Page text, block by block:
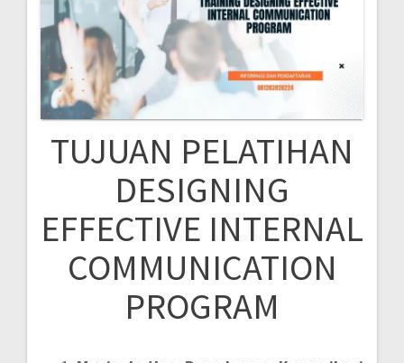
TUJUAN PELATIHAN
DESIGNING
EFFECTIVE INTERNAL
COMMUNICATION
PROGRAM